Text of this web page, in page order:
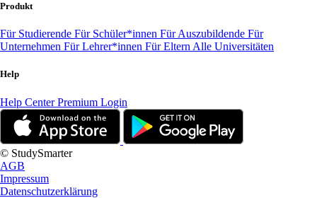
Produkt
Für Studierende Für Schüler*innen Für Auszubildende Für
Unternehmen Für Lehrer*innen Für Eltern Alle Universitäten
Help
Help CenterPremium Login
© StudySmarter
AGB
Impressum
Datenschutzerklärung